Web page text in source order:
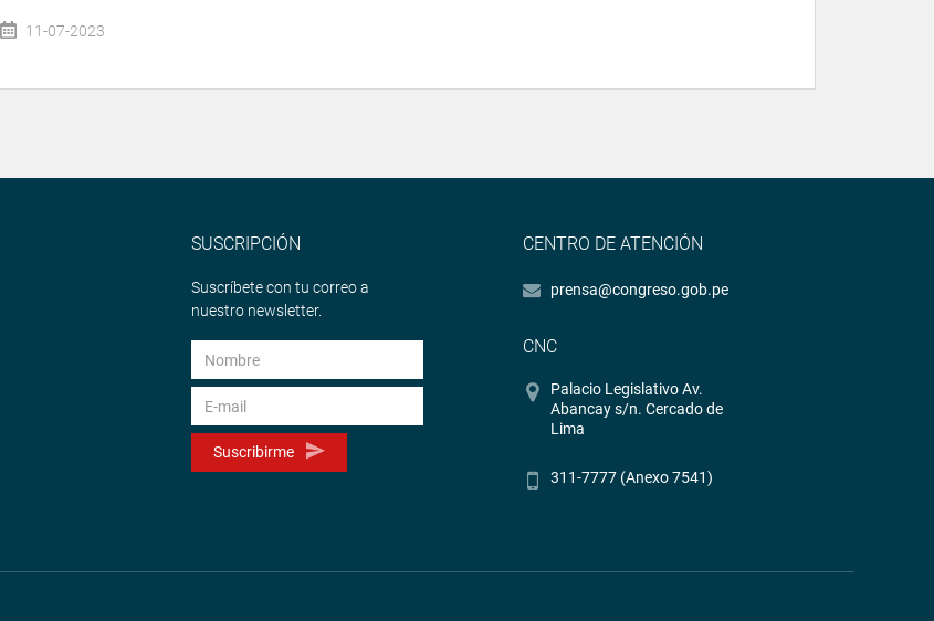
11-07-2023
SUSCRIPCIÓN
Suscríbete con tu correo a
nuestro newsletter.
Suscribirme
CENTRO DE ATENCIÓN
prensa@congreso.gob.pe
CNC
Palacio Legislativo Av.
Abancay s/n. Cercado de
Lima
311-7777 (Anexo 7541)